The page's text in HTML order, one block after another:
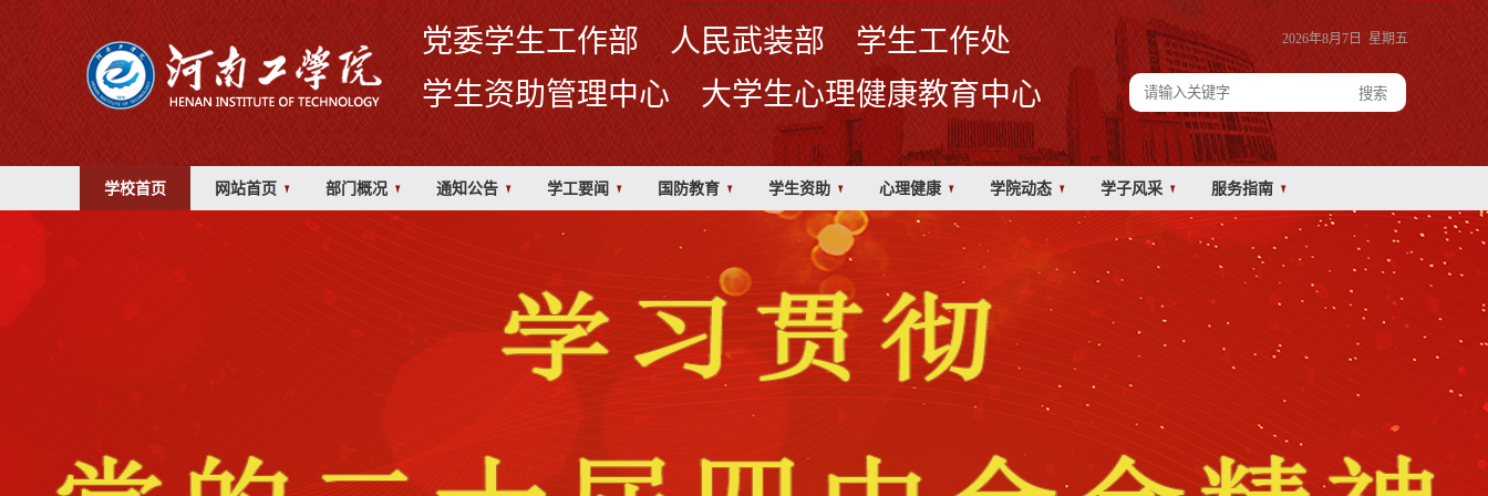
党委学生工作部 人民武装部 学生工作处
学生资助管理中心 大学生心理健康教育中心
2026年8月7日 星期五
学校首页 网站首页 部门概况 通知公告 学工要闻 国防教育 学生资助 心理健康 学院动态 学子风采 服务指南